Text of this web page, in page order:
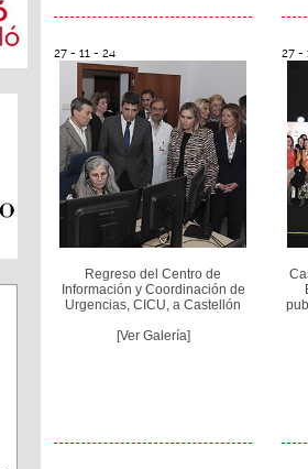
27 - 11 - 24
Regreso del Centro de
Información y Coordinación de
Urgencias, CICU, a Castellón
[Ver Galería]
27 -